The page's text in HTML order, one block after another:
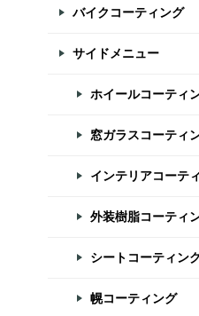
バイクコーティング
サイドメニュー
ホイールコーティ
窓ガラスコーティ
インテリアコーテ
外装樹脂コーティ
シートコーティン
幌コーティング